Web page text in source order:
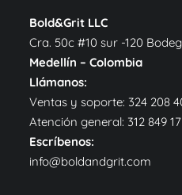
Bold&Grit LLC
Cra. 50c #10 sur -120
Medellín – Colombia
Llámanos:
Ventas y soporte: 324 208
Atención general: 312 849
Escríbenos:
info@boldandgrit.com